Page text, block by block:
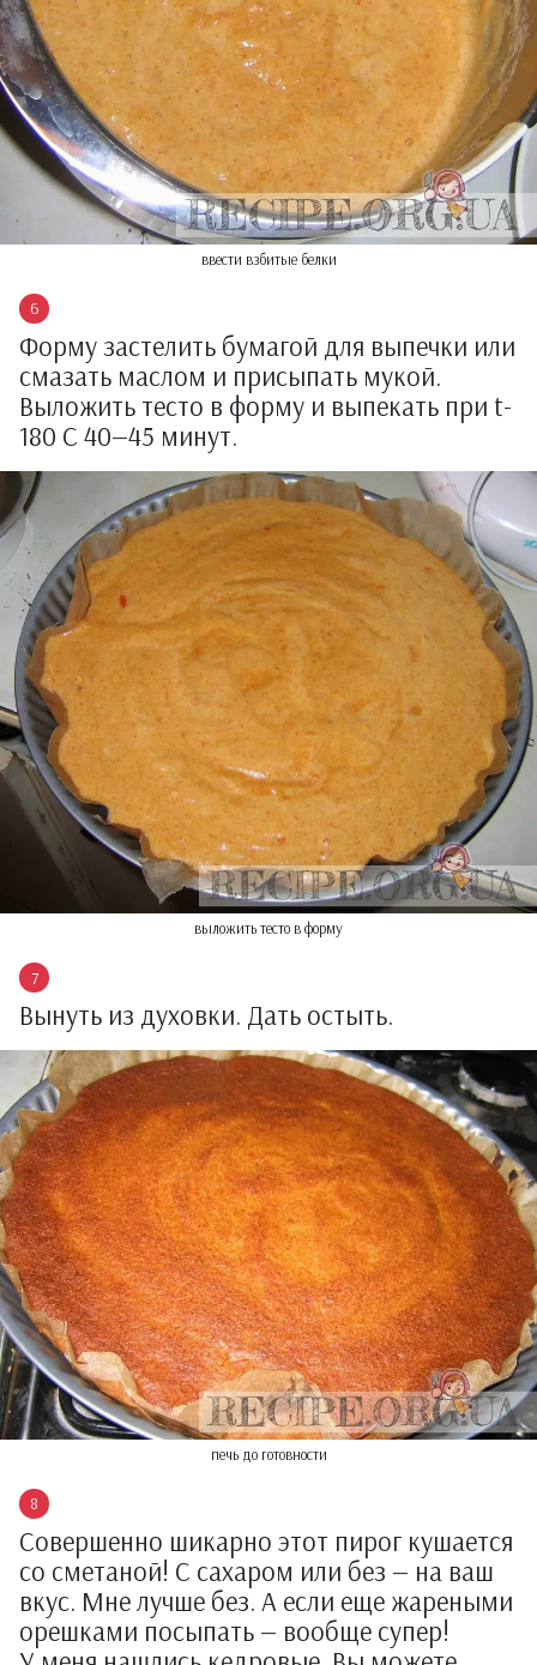
ввести взбитые белки
Форму застелить бумагой для выпечки или
смазать маслом и присыпать мукой.
Выложить тесто в форму и выпекать при t-
180 С 40—45 минут.
выложить тесто в форму
Вынуть из духовки. Дать остыть.
печь до готовности
Совершенно шикарно этот пирог кушается
со сметаной! С сахаром или без — на ваш
вкус. Мне лучше без. А если еще жареными
орешками посыпать — вообще супер!